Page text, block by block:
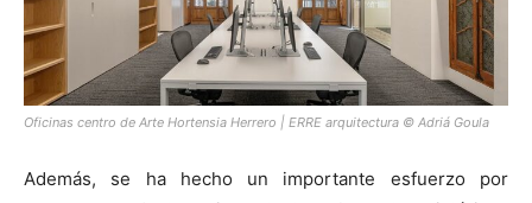
Oficinas centro de Arte Hortensia Herrero | ERRE arquitectura © Adriá Goula
Además, se ha hecho un importante esfuerzo por